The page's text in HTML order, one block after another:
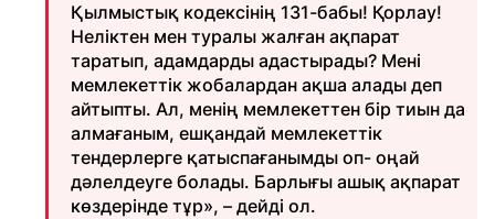
Қылмыстық кодексінің 131-бабы! Қорлау!
Неліктен мен туралы жалған ақпарат
таратып, адамдарды адастырады? Мені
мемлекеттік жобалардан ақша алады деп
айтыпты. Ал, менің мемлекеттен бір тиын да
алмағаным, ешқандай мемлекеттік
тендерлерге қатыспағанымды оп- оңай
дәлелдеуге болады. Барлығы ашық ақпарат
көздерінде тұр», – дейді ол.